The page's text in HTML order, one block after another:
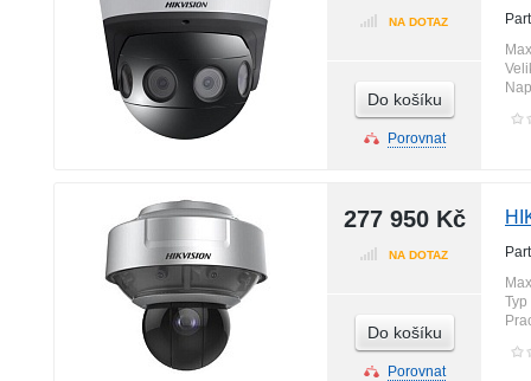
NA DOTAZ
Do košíku
Porovnat
277 950 Kč
NA DOTAZ
Do košíku
Porovnat